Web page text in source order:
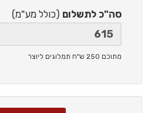
סה"כ לתשלום (כולל מע"מ)
מתוכם 250 ש"ח תמלוגים ליוצר